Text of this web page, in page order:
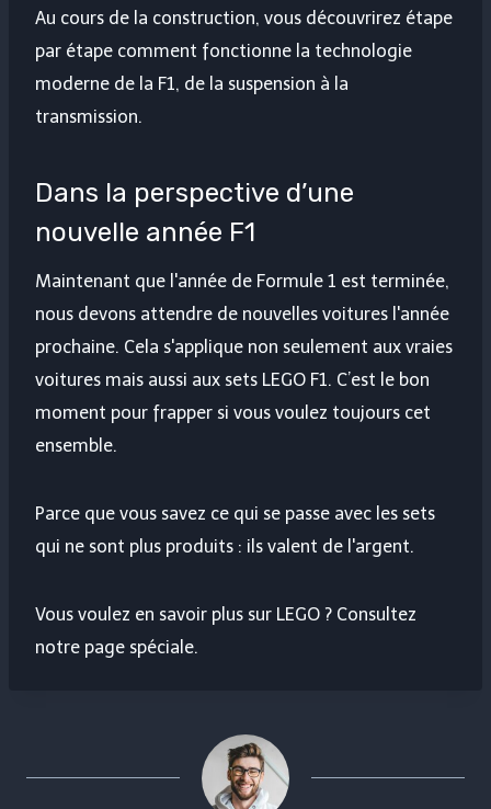
Au cours de la construction, vous découvrirez étape
par étape comment fonctionne la technologie
moderne de la F1, de la suspension à la
transmission.
Dans la perspective d’une
nouvelle année F1
Maintenant que l'année de Formule 1 est terminée,
nous devons attendre de nouvelles voitures l'année
prochaine. Cela s'applique non seulement aux vraies
voitures mais aussi aux sets LEGO F1. C’est le bon
moment pour frapper si vous voulez toujours cet
ensemble.
Parce que vous savez ce qui se passe avec les sets
qui ne sont plus produits : ils valent de l'argent.
Vous voulez en savoir plus sur LEGO ? Consultez
notre page spéciale.